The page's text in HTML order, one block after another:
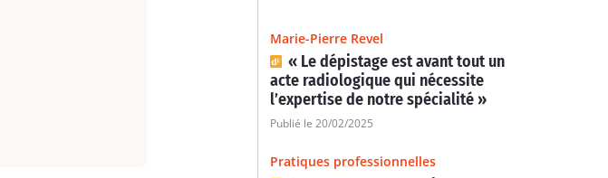
Marie-Pierre Revel
« Le dépistage est avant tout un
acte radiologique qui nécessite
l’expertise de notre spécialité »
Publié le 20/02/2025
Pratiques professionnelles